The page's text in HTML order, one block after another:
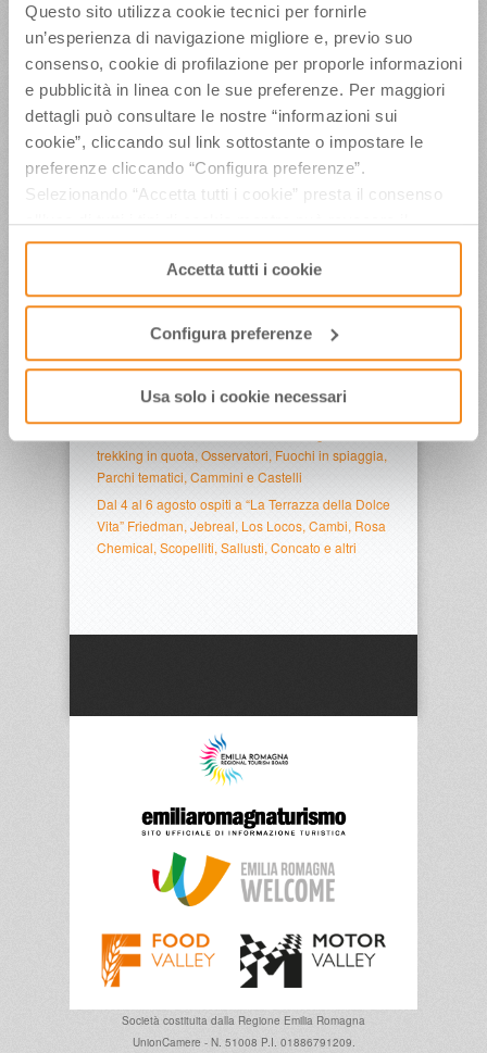
Questo sito utilizza cookie tecnici per fornirle
un’esperienza di navigazione migliore e, previo suo
consenso, cookie di profilazione per proporle informazioni
e pubblicità in linea con le sue preferenze. Per maggiori
dettagli può consultare le nostre “informazioni sui
cookie”, cliccando sul link sottostante o impostare le
preferenze cliccando “Configura preferenze”.
Selezionando “Accetta tutti i cookie” presta il consenso
all’uso di tutti i tipi di cookie mentre può revocare il
consenso cliccando su “Usa solo i cookie necessari” e
saranno attivati i soli cookie tecnici necessari al corretto
funzionamento del sito.
Accetta tutti i cookie
Configura preferenze
Usa solo i cookie necessari
ironica, il fumetto, la grande fotografia – Fattori a
Piacenza, il Simbolismo a Parma,…read more →
ULTIMI ARTICOLI
Weekend conclusivo per”La Terrazza della Dolce
Vita”, con il Ministro del Turismo Mazzi, Iva
Zanicchi, l’Orchestra Fondazione Pavarotti e tanti
altri
Venerdì 7 e sabato 8 agosto a”La Terrazza della
Dolce Vita” Gelmini, Malpezzi, Di Domenico,
Maradona Jr, Fabiani, Barolo, Notaro, Jay Lillo e i
Los Locos
CONTO ALLA ROVESCIA PER IL GRAN FINALE
AGOSTO 2026 “SBARCO DEGLI AUTORI”
trekking in quota, Osservatori, Fuochi in spiaggia,
Parchi tematici, Cammini e Castelli
Dal 4 al 6 agosto ospiti a “La Terrazza della Dolce
Vita” Friedman, Jebreal, Los Locos, Cambi, Rosa
Chemical, Scopelliti, Sallusti, Concato e altri
Società costituita dalla Regione Emilia Romagna
UnionCamere - N. 51008 P.I. 01886791209.